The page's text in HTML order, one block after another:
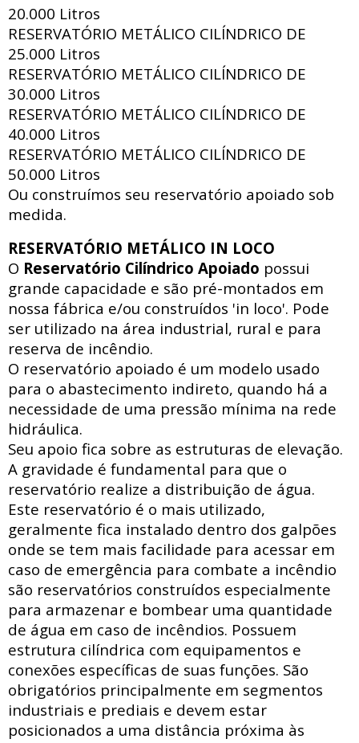
20.000 Litros
RESERVATÓRIO METÁLICO CILÍNDRICO DE
25.000 Litros
RESERVATÓRIO METÁLICO CILÍNDRICO DE
30.000 Litros
RESERVATÓRIO METÁLICO CILÍNDRICO DE
40.000 Litros
RESERVATÓRIO METÁLICO CILÍNDRICO DE
50.000 Litros
Ou construímos seu reservatório apoiado sob
medida.
RESERVATÓRIO METÁLICO IN LOCO
O Reservatório Cilíndrico Apoiado possui
grande capacidade e são pré-montados em
nossa fábrica e/ou construídos 'in loco'. Pode
ser utilizado na área industrial, rural e para
reserva de incêndio.
O reservatório apoiado é um modelo usado
para o abastecimento indireto, quando há a
necessidade de uma pressão mínima na rede
hidráulica.
Seu apoio fica sobre as estruturas de elevação.
A gravidade é fundamental para que o
reservatório realize a distribuição de água.
Este reservatório é o mais utilizado,
geralmente fica instalado dentro dos galpões
onde se tem mais facilidade para acessar em
caso de emergência para combate a incêndio
são reservatórios construídos especialmente
para armazenar e bombear uma quantidade
de água em caso de incêndios. Possuem
estrutura cilíndrica com equipamentos e
conexões específicas de suas funções. São
obrigatórios principalmente em segmentos
industriais e prediais e devem estar
posicionados a uma distância próxima às